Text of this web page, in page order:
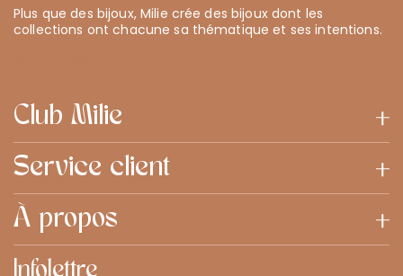
Plus que des bijoux, Milie crée des bijoux dont les
collections ont chacune sa thématique et ses intentions.
Club Milie
Service client
À propos